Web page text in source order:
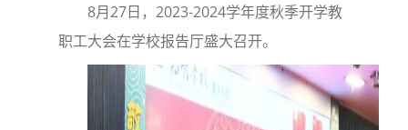
8月27日，2023-2024学年度秋季开学教
职工大会在学校报告厅盛大召开。